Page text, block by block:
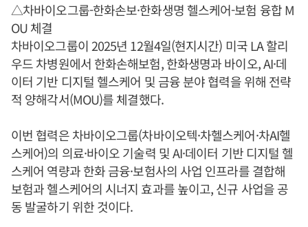
△차바이오그룹-한화손보·한화생명 헬스케어-보험 융합 M
OU 체결
차바이오그룹이 2025년 12월4일(현지시간) 미국 LA 할리
우드 차병원에서 한화손해보험, 한화생명과 바이오, AI·데
이터 기반 디지털 헬스케어 및 금융 분야 협력을 위해 전략
적 양해각서(MOU)를 체결했다.
이번 협력은 차바이오그룹(차바이오텍·차헬스케어·차AI헬
스케어)의 의료·바이오 기술력 및 AI·데이터 기반 디지털 헬
스케어 역량과 한화 금융·보험사의 사업 인프라를 결합해
보험과 헬스케어의 시너지 효과를 높이고, 신규 사업을 공
동 발굴하기 위한 것이다.